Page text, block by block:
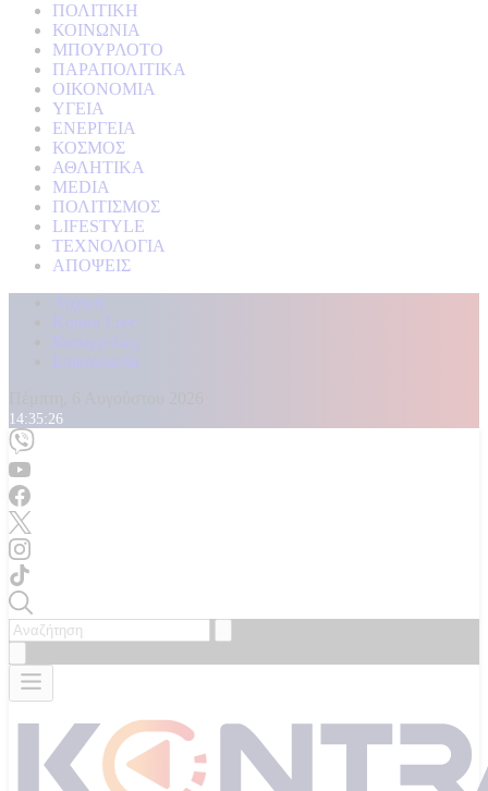
ΠΟΛΙΤΙΚΗ
ΚΟΙΝΩΝΙΑ
ΜΠΟΥΡΛΟΤΟ
ΠΑΡΑΠΟΛΙΤΙΚΑ
ΟΙΚΟΝΟΜΙΑ
ΥΓΕΙΑ
ΕΝΕΡΓΕΙΑ
ΚΟΣΜΟΣ
ΑΘΛΗΤΙΚΑ
MEDIA
ΠΟΛΙΤΙΣΜΟΣ
LIFESTYLE
ΤΕΧΝΟΛΟΓΙΑ
ΑΠΟΨΕΙΣ
Αρχική
Kontra Live
Καταγγελίες
Επικοινωνία
14:35:29